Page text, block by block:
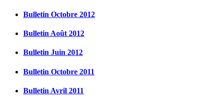
Bulletin Octobre 2012
Bulletin Août 2012
Bulletin Juin 2012
Bulletin Octobre 2011
Bulletin Avril 2011